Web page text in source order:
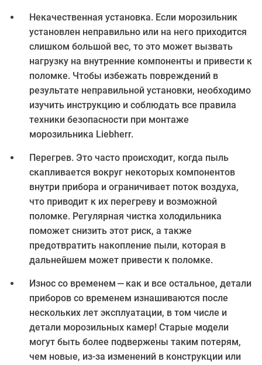
Некачественная установка. Если морозильник
установлен неправильно или на него приходится
слишком большой вес, то это может вызвать
нагрузку на внутренние компоненты и привести к
поломке. Чтобы избежать повреждений в
результате неправильной установки, необходимо
изучить инструкцию и соблюдать все правила
техники безопасности при монтаже
морозильника Liebherr.
Перегрев. Это часто происходит, когда пыль
скапливается вокруг некоторых компонентов
внутри прибора и ограничивает поток воздуха,
что приводит к их перегреву и возможной
поломке. Регулярная чистка холодильника
поможет снизить этот риск, а также
предотвратить накопление пыли, которая в
дальнейшем может привести к поломке.
Износ со временем — как и все остальное, детали
приборов со временем изнашиваются после
нескольких лет эксплуатации, в том числе и
детали морозильных камер! Старые модели
могут быть более подвержены таким потерям,
чем новые, из-за изменений в конструкции или